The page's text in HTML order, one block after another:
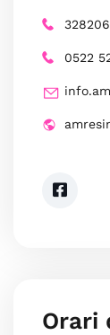
0522
Orari